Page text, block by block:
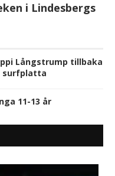
i Lindesbergs
Långstrump tillbaka
surfplatta
11-13 år